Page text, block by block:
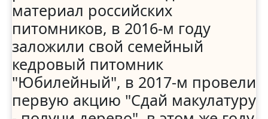
материал российских
питомников, в 2016-м году
заложили свой семейный
кедровый питомник
"Юбилейный", в 2017-м провели
первую акцию "Сдай макулатуру